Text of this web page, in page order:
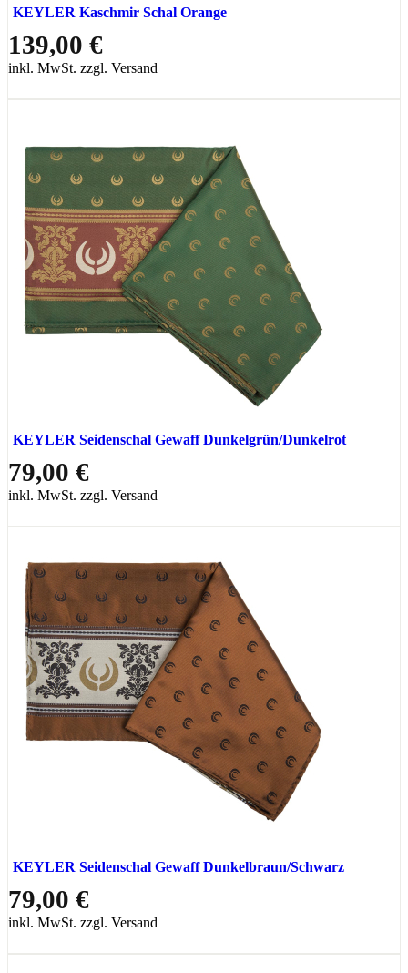
KEYLER Kaschmir Schal Orange
139,00 €
inkl. MwSt. zzgl. Versand
KEYLER Seidenschal Gewaff Dunkelgrün/Dunkelrot
79,00 €
inkl. MwSt. zzgl. Versand
KEYLER Seidenschal Gewaff Dunkelbraun/Schwarz
79,00 €
inkl. MwSt. zzgl. Versand